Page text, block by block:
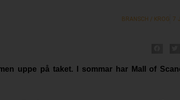
BRANSCH / KROG 7
uppe på taket. I sommar har Mall of